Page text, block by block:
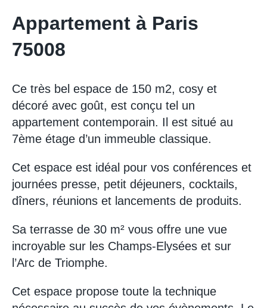
Appartement à Paris
75008
Ce très bel espace de 150 m2, cosy et
décoré avec goût, est conçu tel un
appartement contemporain. Il est situé au
7ème étage d’un immeuble classique.
Cet espace est idéal pour vos conférences et
journées presse, petit déjeuners, cocktails,
dîners, réunions et lancements de produits.
Sa terrasse de 30 m² vous offre une vue
incroyable sur les Champs-Elysées et sur
l’Arc de Triomphe.
Cet espace propose toute la technique